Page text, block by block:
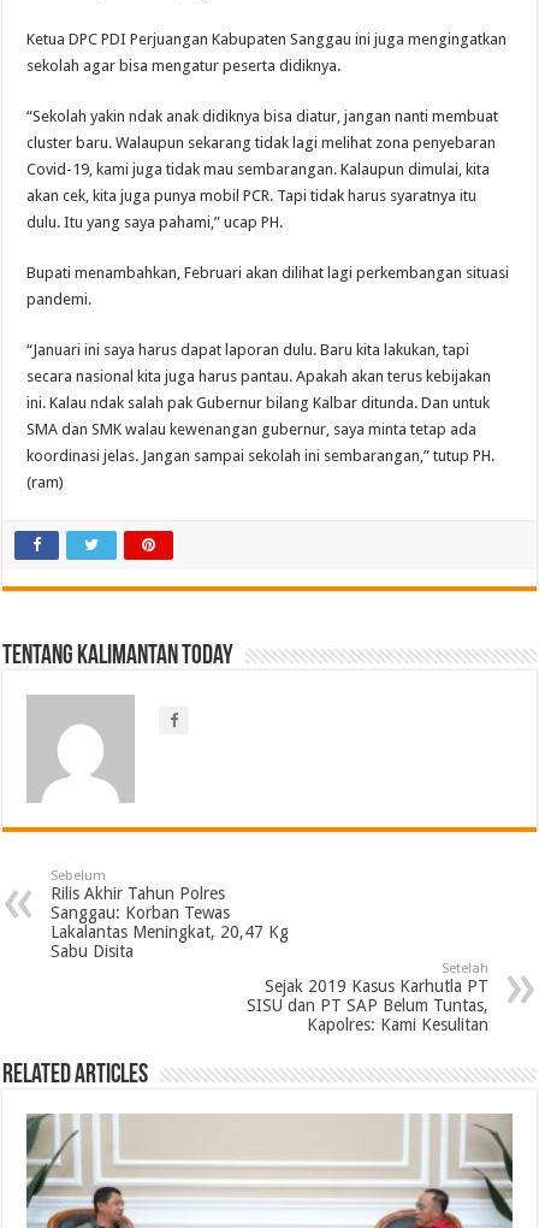
Ketua DPC PDI Perjuangan Kabupaten Sanggau ini juga mengingatkan
sekolah agar bisa mengatur peserta didiknya.
“Sekolah yakin ndak anak didiknya bisa diatur, jangan nanti membuat
cluster baru. Walaupun sekarang tidak lagi melihat zona penyebaran
Covid-19, kami juga tidak mau sembarangan. Kalaupun dimulai, kita
akan cek, kita juga punya mobil PCR. Tapi tidak harus syaratnya itu
dulu. Itu yang saya pahami,” ucap PH.
Bupati menambahkan, Februari akan dilihat lagi perkembangan situasi
pandemi.
“Januari ini saya harus dapat laporan dulu. Baru kita lakukan, tapi
secara nasional kita juga harus pantau. Apakah akan terus kebijakan
ini. Kalau ndak salah pak Gubernur bilang Kalbar ditunda. Dan untuk
SMA dan SMK walau kewenangan gubernur, saya minta tetap ada
koordinasi jelas. Jangan sampai sekolah ini sembarangan,” tutup PH.
(ram)
Tentang Kalimantan Today
Sebelum
Rilis Akhir Tahun Polres
Sanggau: Korban Tewas
Lakalantas Meningkat, 20,47 Kg
Sabu Disita
Setelah
Sejak 2019 Kasus Karhutla PT
SISU dan PT SAP Belum Tuntas,
Kapolres: Kami Kesulitan
Related Articles